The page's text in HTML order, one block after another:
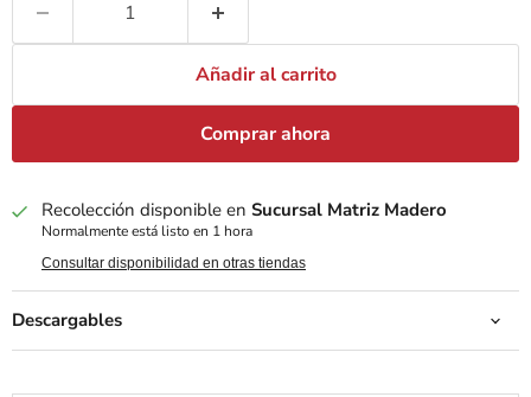
Añadir al carrito
Comprar ahora
Recolección disponible en Sucursal Matriz Madero
Normalmente está listo en 1 hora
Consultar disponibilidad en otras tiendas
Descargables